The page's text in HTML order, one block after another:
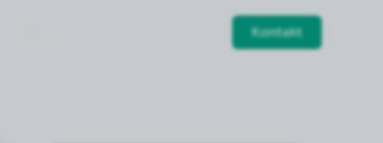
Kontakt